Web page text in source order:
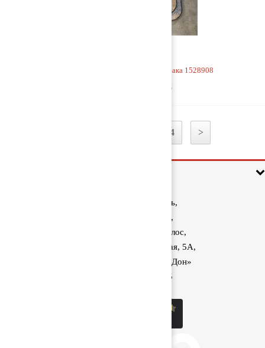
Кронштейн топливного бака 1528908
3 000 руб
4 >
Ростовская область,
Аксайский район,
поселок Красный Колос,
улица Производственная, 5А,
1040 км трассы М-4 «Дон»
8 (800) 222-60-05